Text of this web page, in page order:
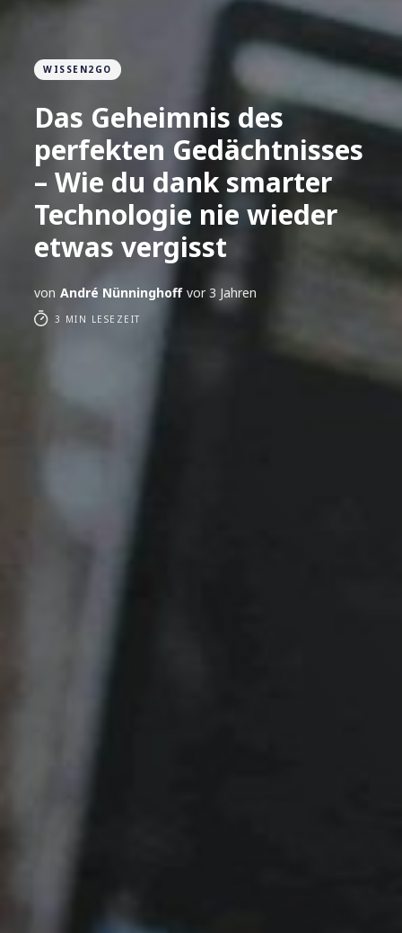
WISSEN2GO
Das Geheimnis des
perfekten Gedächtnisses
– Wie du dank smarter
Technologie nie wieder
etwas vergisst
von André Nünninghoff vor 3 Jahren
3 MIN LESEZEIT